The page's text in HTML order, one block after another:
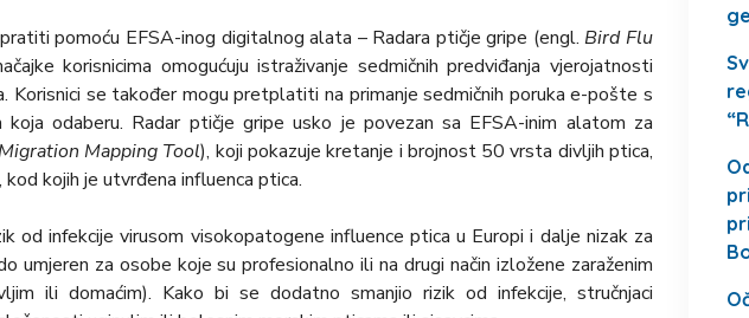
pomoću EFSA-inog digitalnog alata – Radara ptičje gripe (engl.Bird Flu
korisnicima omogućuju istraživanje sedmičnih predviđanja vjerojatnosti
Korisnici se također mogu pretplatiti na primanje sedmičnih poruka e-pošte s
koja odaberu. Radar ptičje gripe usko je povezan sa EFSA-inim alatom za
Mapping Tool), koji pokazuje kretanje i brojnost 50 vrsta divljih ptica,
kojih je utvrđena influenca ptica.
od infekcije virusom visokopatogene influence ptica u Europi i dalje nizak za
umjeren za osobe koje su profesionalno ili na drugi način izložene zaraženim
ili domaćim). Kako bi se dodatno smanjio rizik od infekcije, stručnjaci